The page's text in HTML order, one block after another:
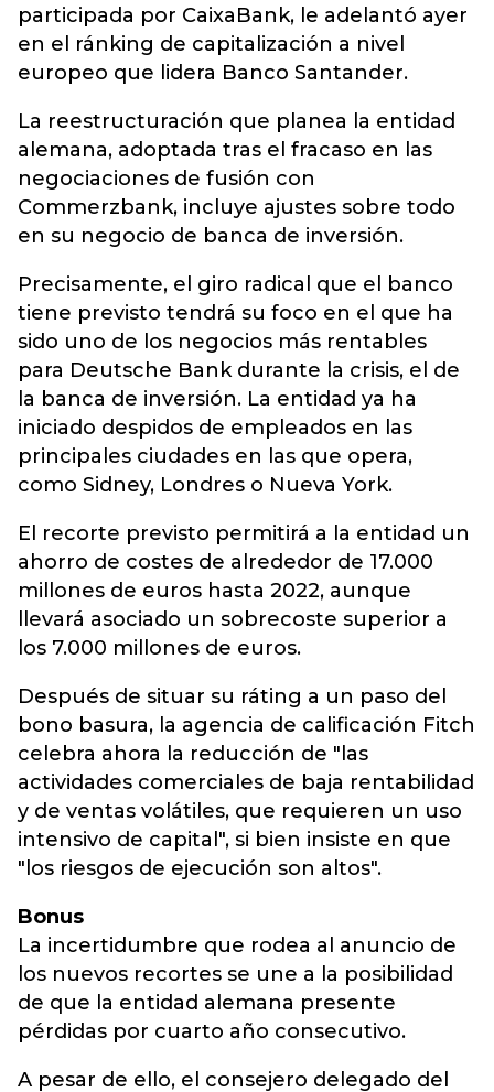
participada por CaixaBank, le adelantó ayer
en el ránking de capitalización a nivel
europeo que lidera Banco Santander.
La reestructuración que planea la entidad
alemana, adoptada tras el fracaso en las
negociaciones de fusión con
Commerzbank, incluye ajustes sobre todo
en su negocio de banca de inversión.
Precisamente, el giro radical que el banco
tiene previsto tendrá su foco en el que ha
sido uno de los negocios más rentables
para Deutsche Bank durante la crisis, el de
la banca de inversión. La entidad ya ha
iniciado despidos de empleados en las
principales ciudades en las que opera,
como Sidney, Londres o Nueva York.
El recorte previsto permitirá a la entidad un
ahorro de costes de alrededor de 17.000
millones de euros hasta 2022, aunque
llevará asociado un sobrecoste superior a
los 7.000 millones de euros.
Después de situar su ráting a un paso del
bono basura, la agencia de calificación Fitch
celebra ahora la reducción de "las
actividades comerciales de baja rentabilidad
y de ventas volátiles, que requieren un uso
intensivo de capital", si bien insiste en que
"los riesgos de ejecución son altos".
Bonus
La incertidumbre que rodea al anuncio de
los nuevos recortes se une a la posibilidad
de que la entidad alemana presente
pérdidas por cuarto año consecutivo.
A pesar de ello, el consejero delegado del